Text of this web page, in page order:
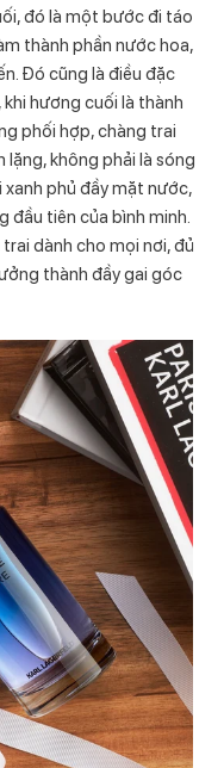
đó là một bước đi táo
thành phần nước hoa,
Đó cũng là điều đặc
hương cuối là thành
phối hợp, chàng trai
không phải là sóng
phủ đầy mặt nước,
đầu tiên của bình minh.
dành cho mọi nơi, đủ
thành đầy gai góc